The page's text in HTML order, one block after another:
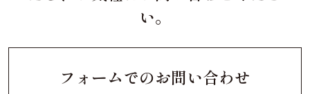
い。
フォームでのお問い合わせ